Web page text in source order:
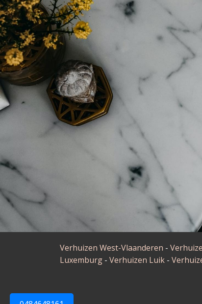
0484648161
Verhuizen West-Vlaanderen -
Luxemburg - Verhuizen Luik -